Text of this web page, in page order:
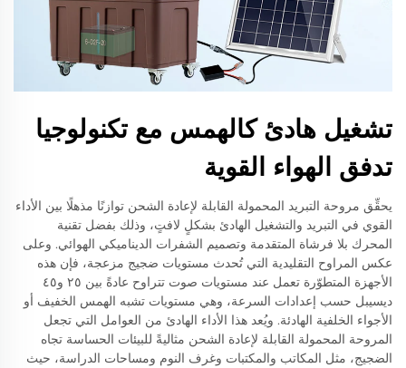
تشغيل هادئ كالهمس مع تكنولوجيا
تدفق الهواء القوية
يحقِّق مروحة التبريد المحمولة القابلة لإعادة الشحن توازنًا مذهلًا بين الأداء
القوي في التبريد والتشغيل الهادئ بشكلٍ لافتٍ، وذلك بفضل تقنية
المحرك بلا فرشاة المتقدمة وتصميم الشفرات الديناميكي الهوائي. وعلى
عكس المراوح التقليدية التي تُحدث مستويات ضجيج مزعجة، فإن هذه
الأجهزة المتطوّرة تعمل عند مستويات صوت تتراوح عادةً بين ٢٥ و٤٥
ديسيبل حسب إعدادات السرعة، وهي مستويات تشبه الهمس الخفيف أو
الأجواء الخلفية الهادئة. ويُعد هذا الأداء الهادئ من العوامل التي تجعل
المروحة المحمولة القابلة لإعادة الشحن مثاليةً للبيئات الحساسة تجاه
الضجيج، مثل المكاتب والمكتبات وغرف النوم ومساحات الدراسة، حيث